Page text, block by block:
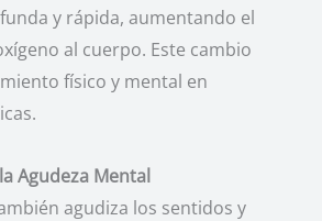
y rápida, aumentando el
al cuerpo. Este cambio
físico y mental en
Agudeza Mental
agudiza los sentidos y